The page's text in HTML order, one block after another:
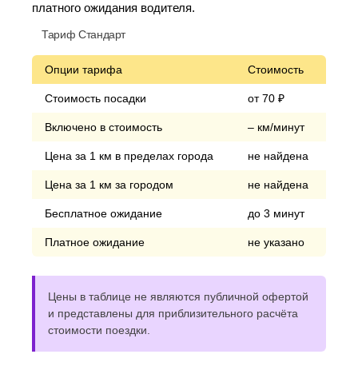
платного ожидания водителя.
Тариф Стандарт
Опции тарифа Стоимость
Стоимость посадки от 70 ₽
Включено в стоимость – км/минут
Цена за 1 км в пределах города не найдена
Цена за 1 км за городом не найдена
Бесплатное ожидание до 3 минут
Платное ожидание не указано
Цены в таблице не являются публичной офертой
и представлены для приблизительного расчёта
стоимости поездки.